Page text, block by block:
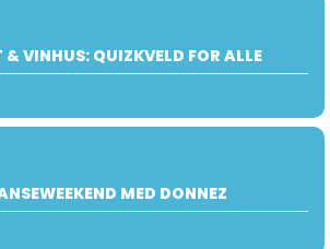
VINHUS: QUIZKVELD FOR ALLE
MED DONNEZ